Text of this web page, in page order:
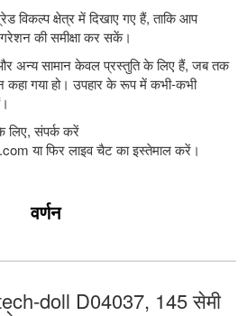
विकल्प क्षेत्र में दिखाए गए हैं, ताकि आप
की समीक्षा कर सकें।
अन्य सामान केवल प्रस्तुति के लिए हैं, जब तक
गया हो। उपहार के रूप में कभी-कभी
लिए, संपर्क करें
या फिर लाइव चैट का इस्तेमाल करें।
वर्णन
doll D04037, 145 सेमी